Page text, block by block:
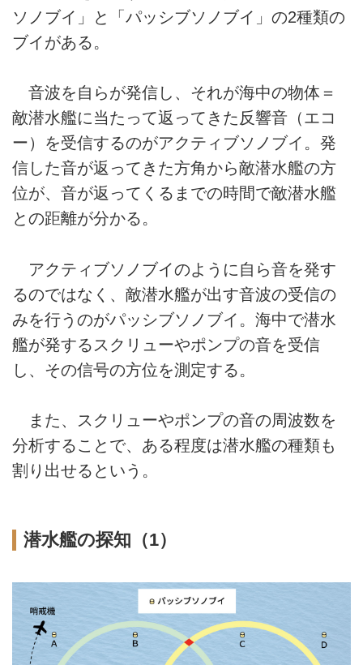
ソノブイ」と「パッシブソノブイ」の2種類の
ブイがある。
音波を自らが発信し、それが海中の物体＝
敵潜水艦に当たって返ってきた反響音（エコ
ー）を受信するのがアクティブソノブイ。発
信した音が返ってきた方角から敵潜水艦の方
位が、音が返ってくるまでの時間で敵潜水艦
との距離が分かる。
アクティブソノブイのように自ら音を発す
るのではなく、敵潜水艦が出す音波の受信の
みを行うのがパッシブソノブイ。海中で潜水
艦が発するスクリューやポンプの音を受信
し、その信号の方位を測定する。
また、スクリューやポンプの音の周波数を
分析することで、ある程度は潜水艦の種類も
割り出せるという。
潜水艦の探知（1）